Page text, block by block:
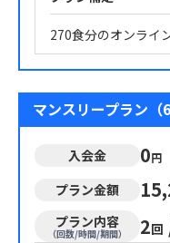
270食分のオンライ
マンスリープラン（
入会金 0円
プラン金額
プラン内容
（回数/時間/期間） 2回